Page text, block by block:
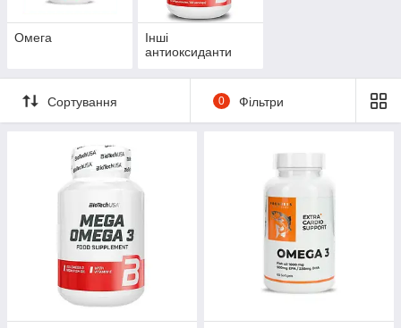
Омега
Інші
антиоксиданти
Сортування 0 Фільтри